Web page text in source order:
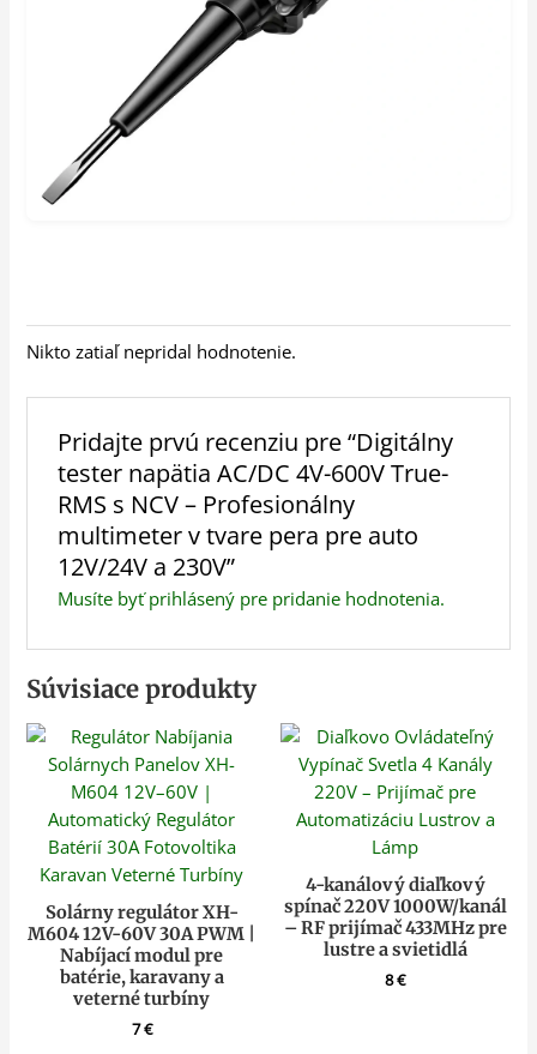
Nikto zatiaľ nepridal hodnotenie.
Pridajte prvú recenziu pre “Digitálny
tester napätia AC/DC 4V-600V True-
RMS s NCV – Profesionálny
multimeter v tvare pera pre auto
12V/24V a 230V”
Musíte byťprihlásenýpre pridanie hodnotenia.
Súvisiace produkty
Solárny regulátor XH-
M604 12V-60V 30A PWM |
Nabíjací modul pre
batérie, karavany a
veterné turbíny
7€
4-kanálový diaľkový
spínač 220V 1000W/kanál
– RF prijímač 433MHz pre
lustre a svietidlá
8€